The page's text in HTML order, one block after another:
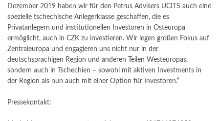
Dezember 2019 haben wir für den Petrus Advisers UCITS auch eine
spezielle tschechische Anlegerklasse geschaffen, die es
Privatanlegern und institutionellen Investoren in Osteuropa
ermöglicht, auch in CZK zu investieren. Wir legen großen Fokus auf
Zentraleuropa und engagieren uns nicht nur in der
deutschsprachigen Region und anderen Teilen Westeuropas,
sondern auch in Tschechien – sowohl mit aktiven Investments in
der Region als nun auch mit einer Option für Investoren.“
Pressekontakt: